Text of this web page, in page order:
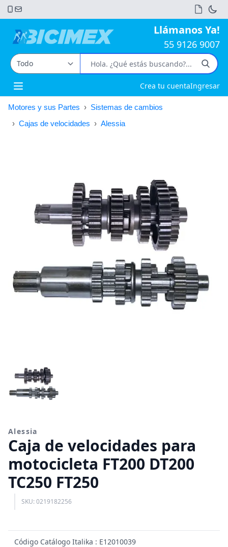
Llámanos Ya!
55 9126 9007
Open main menu Crea tu cuentaIngresar
Motores y sus Partes › Sistemas de cambios
› Cajas de velocidades › Alessia
Alessia
Caja de velocidades para
motocicleta FT200 DT200
TC250 FT250
SKU: 0219182256
Código Catálogo Italika : E12010039